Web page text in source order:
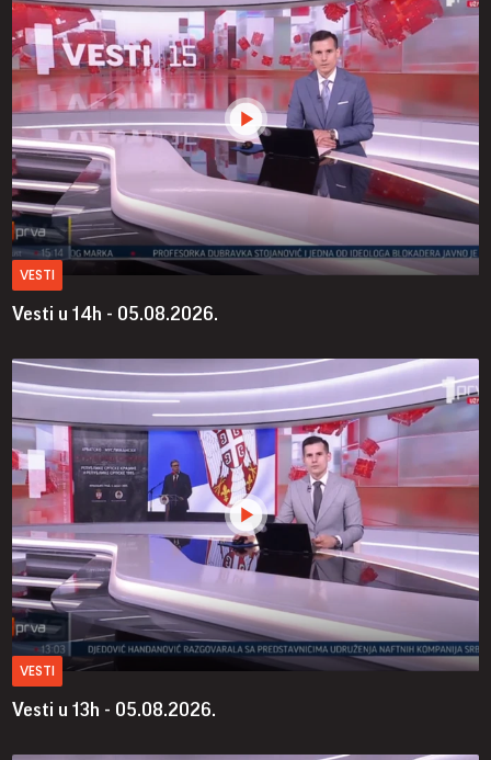
VESTI
Vesti u 14h - 05.08.2026.
VESTI
Vesti u 13h - 05.08.2026.